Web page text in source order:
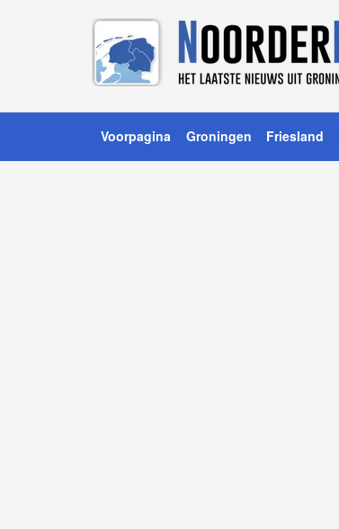
Voorpagina Groningen Friesland